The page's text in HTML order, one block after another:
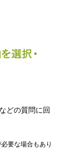
どの質問に回
要な場合もあり